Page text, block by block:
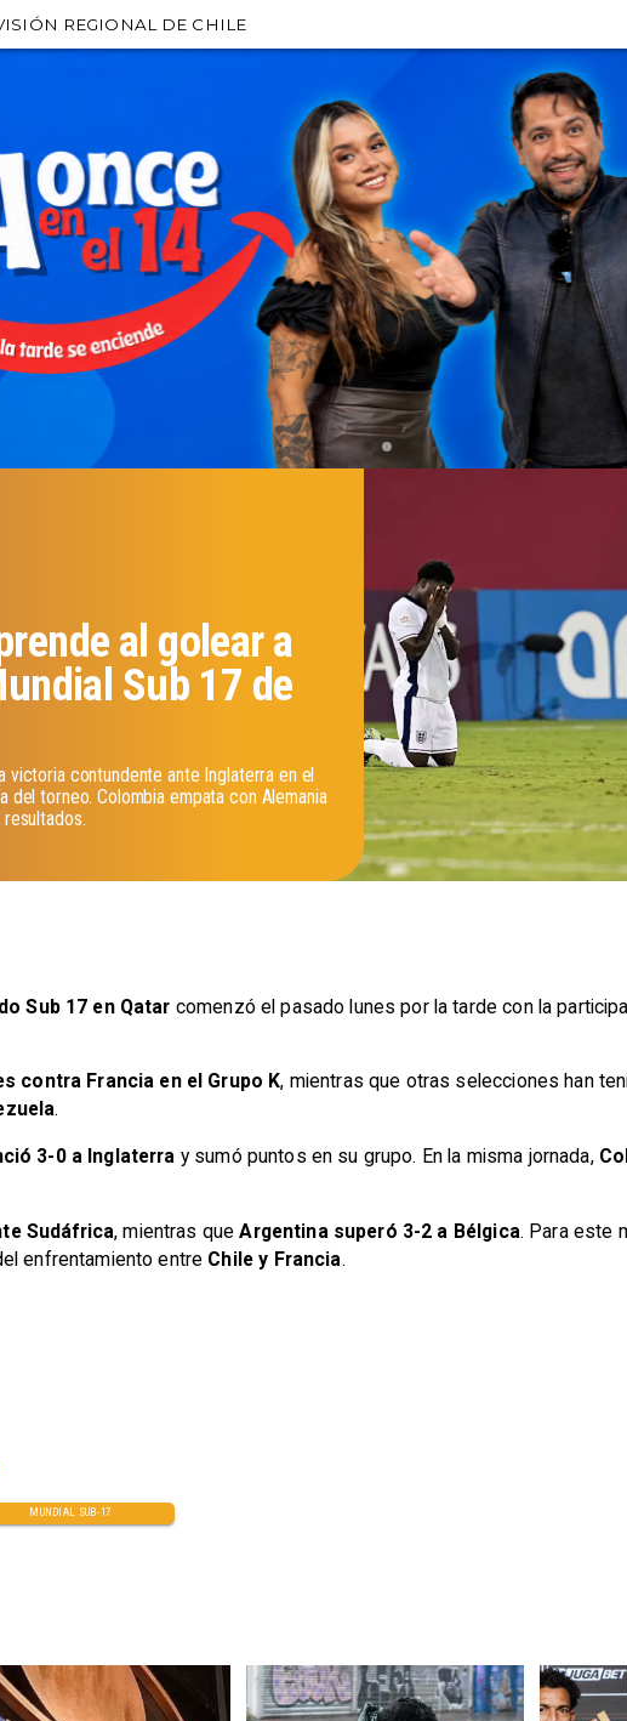
REGIONAL DE CHILE
al golear a
Sub 17 de
victoria contundente ante Inglaterra en el
del torneo. Colombia empata con Alemania
Sub 17 en Qatar comenzó el pasado lunes por la tarde con la
contra Francia en el Grupo K, mientras que otras selecciones han
.
3-0 a Inglaterra y sumó puntos en su grupo. En la misma jornada,
Sudáfrica, mientras queArgentina superó 3-2 a Bélgica. Para este
enfrentamiento entre Chile y Francia.
MUNDIAL SUB-17